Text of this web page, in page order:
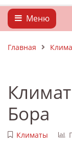
Меню
Главная
Бора
Климаты